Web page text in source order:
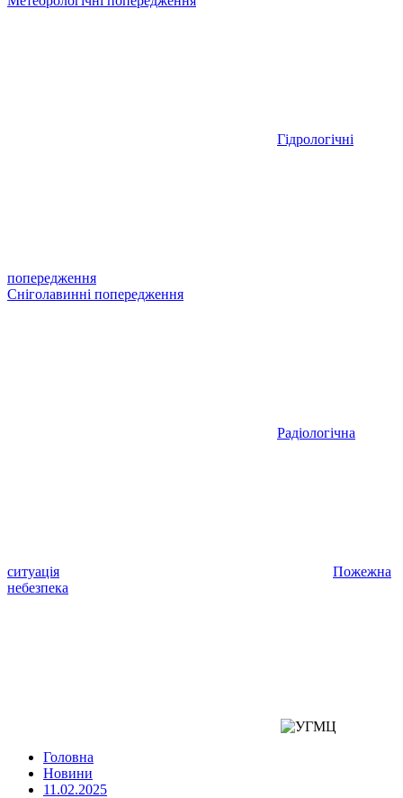
Гідрологічні
попередження
Сніголавинні попередження
Радіологічна
ситуація
Пожежна
небезпека
Головна
Новини
11.02.2025